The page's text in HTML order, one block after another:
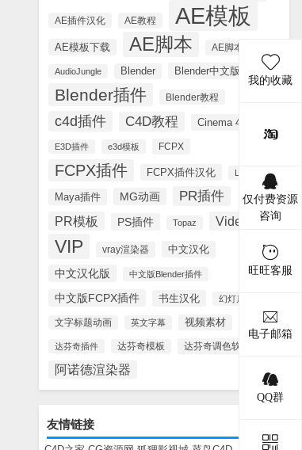
AE插件汉化 AE教程 AE模板
AE模板下载 AE脚本 AE脚本汉化
AudioJungle Blender Blender中文版插件
Blender插件 Blender教程
c4d插件 C4D教程 Cinema 4D
E3D插件 e3d模板 FCPX
FCPX插件 FCPX插件汉化 Lynda
Maya插件 MG动画 PR插件
PR模板 PS插件 Topaz Videohive
VIP vray渲染器 中文汉化
中文汉化版 中文版Blender插件
中文版FCPX插件 书生汉化 幻灯片模板
文字标题动画 英文字幕 视频素材
达芬奇插件 达芬奇模板 达芬奇调色软件
阿诺德渲染器
友情链接
我的收藏
仅付费资源
咨询
旺旺客服
电子邮箱
QQ群